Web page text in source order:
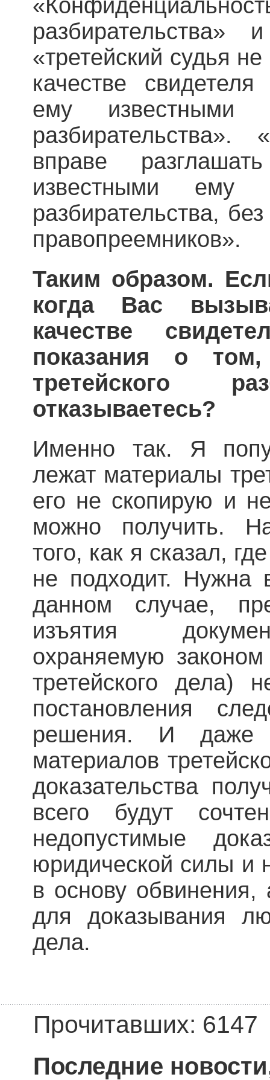
«третейский судья
качестве
ему известными
разбирательства».
вправе
известными ему
разбирательства,
правопреемников».
Таким образом.
когда Вас
качестве
показания о
третейского
отказываетесь?
Именно так. Я
лежат материалы
его не скопирую и
можно получить.
того, как я сказал,
не подходит. Нужна
данном случае,
изъятия
охраняемую
третейского дела)
постановления
решения. И даже
материалов
доказательства
всего будут
недопустимые
юридической силы и
в основу обвинения,
для доказывания
дела.
Прочитавших: 6147
Последние